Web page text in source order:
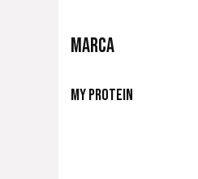
MARCA
MY PROTEIN